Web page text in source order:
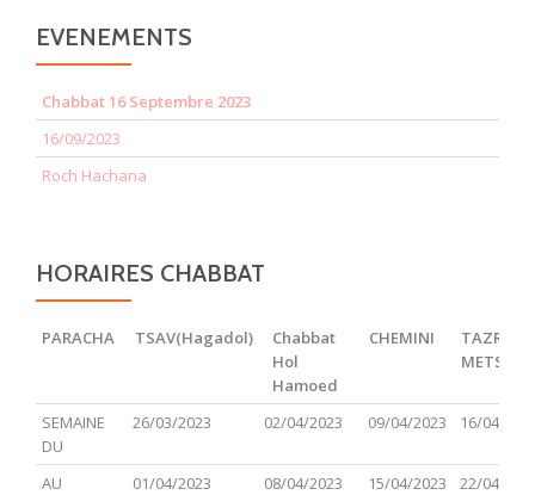
EVENEMENTS
Chabbat 16 Septembre 2023
16/09/2023
Roch Hachana
HORAIRES CHABBAT
PARACHA TSAV(Hagadol)
Chabbat
Hol
Hamoed
CHEMINI
TAZRIA
PARACHA TSAV(Hagadol)
Chabbat
Hamoed
CHEMINI
TAZRIA
SEMAINE
DU
26/03/2023 02/04/2023 09/04/2023 16/04/
AU 01/04/2023 08/04/2023 15/04/2023
22/04/